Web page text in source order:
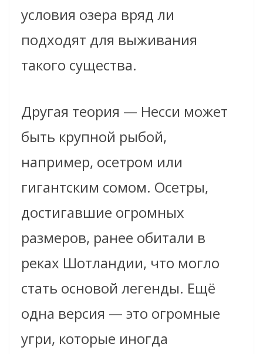
условия озера вряд ли
подходят для выживания
такого существа.
Другая теория — Несси может
быть крупной рыбой,
например, осетром или
гигантским сомом. Осетры,
достигавшие огромных
размеров, ранее обитали в
реках Шотландии, что могло
стать основой легенды. Ещё
одна версия — это огромные
угри, которые иногда